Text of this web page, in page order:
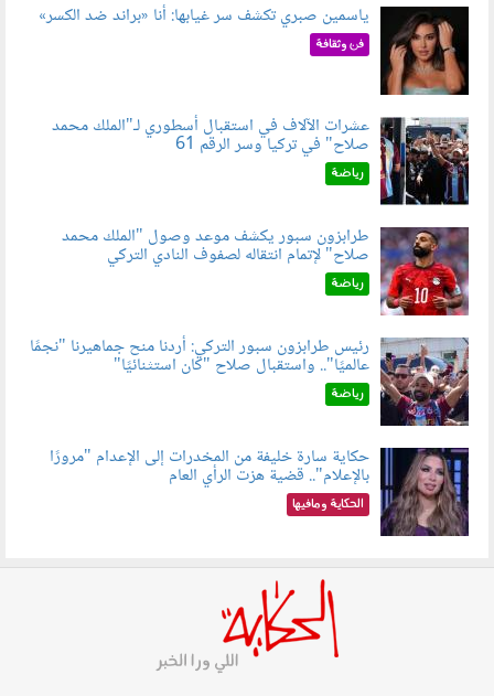
050802.jpg
ياسمين صبري تكشف سر غيابها: أنا «براند ضد الكسر»
فن وثقافة
050803.jpg
عشرات الآلاف في استقبال أسطوري لـ"الملك محمد
صلاح" في تركيا وسر الرقم 61
رياضة
050801.jpg
طرابزون سبور يكشف موعد وصول "الملك محمد
صلاح" لإتمام انتقاله لصفوف النادي التركي
رياضة
060803.jpg
رئيس طرابزون سبور التركي: أردنا منح جماهيرنا "نجمًا
عالميًا".. واستقبال صلاح "كان استثنائيًا"
رياضة
060801.jpeg
حكاية سارة خليفة من المخدرات إلى الإعدام "مرورًا
بالإعلام".. قضية هزت الرأي العام
الحكاية ومافيها